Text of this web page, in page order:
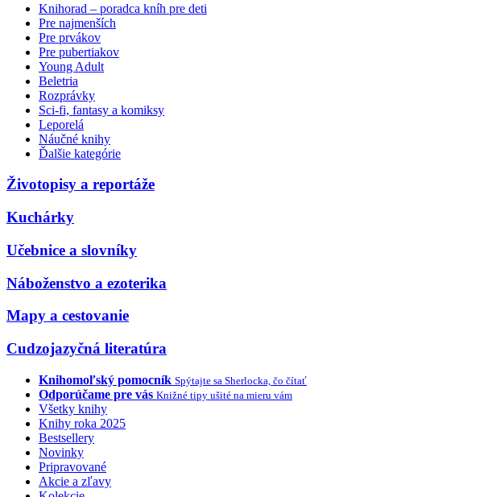
Knihorad – poradca kníh pre deti
Pre najmenších
Pre prvákov
Pre pubertiakov
Young Adult
Beletria
Rozprávky
Sci-fi, fantasy a komiksy
Leporelá
Náučné knihy
Ďalšie kategórie
Životopisy a reportáže
Kuchárky
Učebnice a slovníky
Náboženstvo a ezoterika
Mapy a cestovanie
Cudzojazyčná literatúra
Knihomoľský pomocník Spýtajte sa Sherlocka, čo čítať
Odporúčame pre vás Knižné tipy ušité na mieru vám
Všetky knihy
Knihy roka 2025
Bestsellery
Novinky
Pripravované
Akcie a zľavy